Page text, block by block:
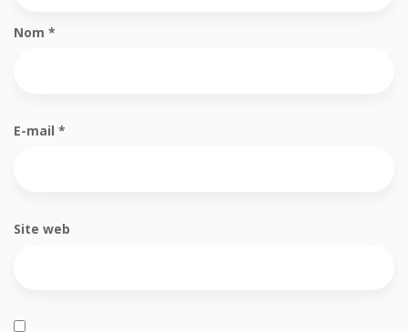
Nom *
E-mail *
Site web